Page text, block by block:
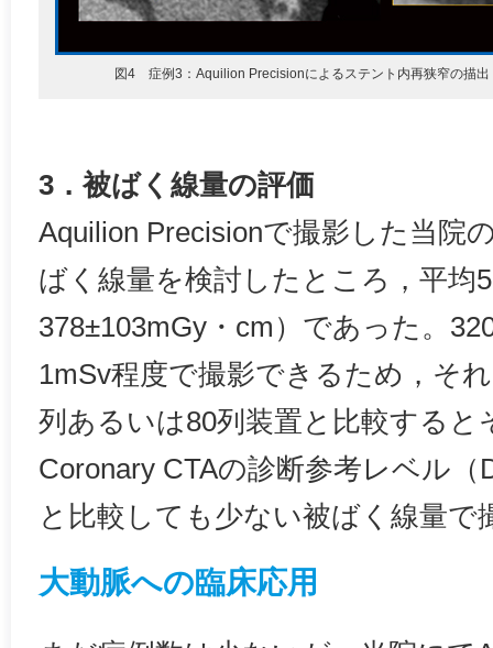
図4 症例3：Aquilion Precisionによるステント内再狭窄の描出
3．被ばく線量の評価
Aquilion Precisionで撮影した当院
ばく線量を検討したところ，平均
378±103mGy・cm）であった。
1mSv程度で撮影できるため，そ
列あるいは80列装置と比較する
Coronary CTAの診断参考レベル（
と比較しても少ない被ばく線量で
大動脈への臨床応用